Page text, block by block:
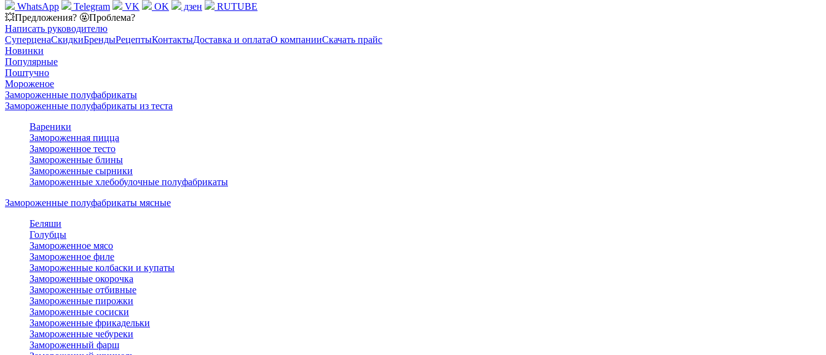
WhatsApp
Telegram VK OK дзен
RUTUBE
💥Предложения? 🤬Проблема?
Написать руководителю
СуперценаСкидкиБрендыРецептыКонтактыДоставка и оплатаО компанииСкачать прайс
Новинки
Популярные
Поштучно
Мороженое
Замороженные полуфабрикаты
Замороженные полуфабрикаты из теста
Вареники
Замороженная пицца
Замороженное тесто
Замороженные блины
Замороженные сырники
Замороженные хлебобулочные полуфабрикаты
Замороженные полуфабрикаты мясные
Беляши
Голубцы
Замороженное мясо
Замороженное филе
Замороженные колбаски и купаты
Замороженные окорочка
Замороженные отбивные
Замороженные пирожки
Замороженные сосиски
Замороженные фрикадельки
Замороженные чебуреки
Замороженный фарш